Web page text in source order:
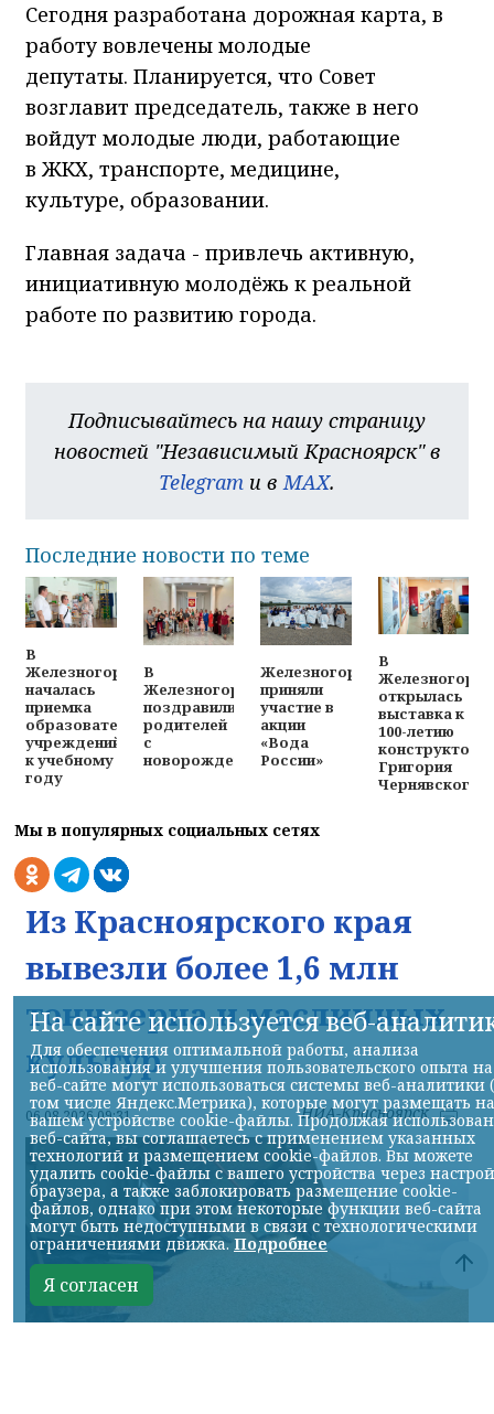
Сегодня разработана дорожная карта, в
работу вовлечены молодые
депутаты. Планируется, что Совет
возглавит председатель, также в него
войдут молодые люди, работающие
в ЖКХ, транспорте, медицине,
культуре, образовании.
Главная задача - привлечь активную,
инициативную молодёжь к реальной
работе по развитию города.
Подписывайтесь на нашу страницу
новостей "Независимый Красноярск" в
Telegram и вMAX.
Последние новости по теме
В
Железногорске
началась
приемка
образовательных
учреждений
к учебному
году
В
Железногорске
поздравили
родителей
с
новорожденными
Железногорцы
приняли
участие в
акции
«Вода
России»
В
открылась
выставка к
100-летию
конструктора
Григория
Чернявского
Мы в популярных социальных сетях
Из Красноярского края
вывезли более 1,6 млн
тонн зерна и масличных
культур
06.08.2026 09:31 НИА-Красноярск
На сайте используется веб-
Для обеспечения оптимальной работы, анализа
использования и улучшения пользовательского опыта на
веб-сайте могут использоваться системы веб-аналитики
том числе Яндекс.Метрика), которые могут размещать на
вашем устройстве cookie-файлы. Продолжая
веб-сайта, вы соглашаетесь с применением указанных
технологий и размещением cookie-файлов. Вы можете
удалить cookie-файлы с вашего устройства через
браузера, а также заблокировать размещение cookie-
файлов, однако при этом некоторые функции веб-сайта
могут быть недоступными в связи с технологическими
ограничениями движка.Подробнее
Я согласен